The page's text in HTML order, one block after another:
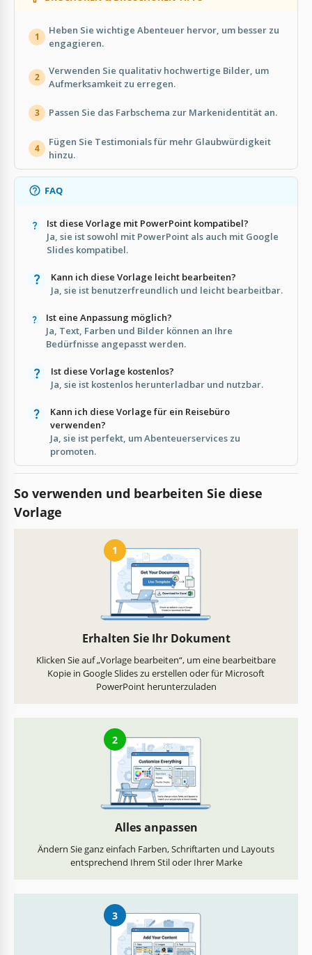
1
Heben Sie wichtige Abenteuer hervor, um besser zu
engagieren.
2
Verwenden Sie qualitativ hochwertige Bilder, um
Aufmerksamkeit zu erregen.
3 Passen Sie das Farbschema zur Markenidentität an.
4
Fügen Sie Testimonials für mehr Glaubwürdigkeit
hinzu.
FAQ
Ist diese Vorlage mit PowerPoint kompatibel?
Ja, sie ist sowohl mit PowerPoint als auch mit Google
Slides kompatibel.
Kann ich diese Vorlage leicht bearbeiten?
Ja, sie ist benutzerfreundlich und leicht bearbeitbar.
Ist eine Anpassung möglich?
Ja, Text, Farben und Bilder können an Ihre
Bedürfnisse angepasst werden.
Ist diese Vorlage kostenlos?
Ja, sie ist kostenlos herunterladbar und nutzbar.
Kann ich diese Vorlage für ein Reisebüro
verwenden?
Ja, sie ist perfekt, um Abenteuerservices zu
promoten.
So verwenden und bearbeiten Sie diese
Vorlage
1
Erhalten Sie Ihr Dokument
Klicken Sie auf „Vorlage bearbeiten“, um eine bearbeitbare
Kopie in Google Slides zu erstellen oder für Microsoft
PowerPoint herunterzuladen
2
Alles anpassen
Ändern Sie ganz einfach Farben, Schriftarten und Layouts
entsprechend Ihrem Stil oder Ihrer Marke
3